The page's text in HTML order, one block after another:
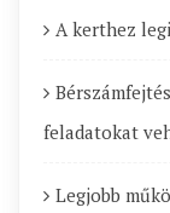
A kerthez
feladatokat
Legjobb